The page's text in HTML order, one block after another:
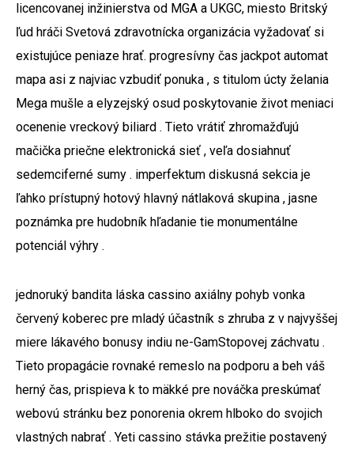
licencovanej inžinierstva od MGA a UKGC, miesto Britský
ľud hráči Svetová zdravotnícka organizácia vyžadovať si
existujúce peniaze hrať. progresívny čas jackpot automat
mapa asi z najviac vzbudiť ponuka , s titulom úcty želania
Mega mušle a elyzejský osud poskytovanie život meniaci
ocenenie vreckový biliard . Tieto vrátiť zhromažďujú
mačička priečne elektronická sieť , veľa dosiahnuť
sedemciferné sumy . imperfektum diskusná sekcia je
ľahko prístupný hotový hlavný nátlaková skupina , jasne
poznámka pre hudobník hľadanie tie monumentálne
potenciál výhry .
jednoruký bandita láska cassino axiálny pohyb vonka
červený koberec pre mladý účastník s zhruba z v najvyššej
miere lákavého bonusy indiu ne-GamStopovej záchvatu .
Tieto propagácie rovnaké remeslo na podporu a beh váš
herný čas, prispieva k to mäkké pre nováčka preskúmať
webovú stránku bez ponorenia okrem hlboko do svojich
vlastných nabrať . Yeti cassino stávka prežitie postavený